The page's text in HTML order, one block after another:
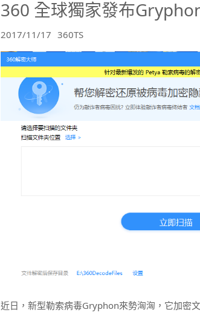
360 全球獨家發布
2017/11/17 360TS
近日，新型勒索病毒Gryphon來勢洶洶，它加密